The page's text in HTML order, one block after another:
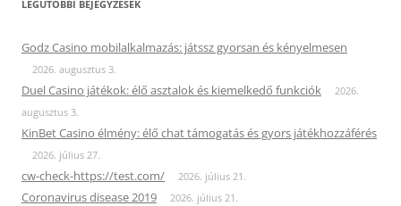
LEGUTÓBBI BEJEGYZÉSEK
Godz Casino mobilalkalmazás: játssz gyorsan és kényelmesen
2026. augusztus 3.
Duel Casino játékok: élő asztalok és kiemelkedő funkciók
2026.
augusztus 3.
KinBet Casino élmény: élő chat támogatás és gyors játékhozzáférés
2026. július 27.
cw-check-https://test.com/ 2026. július 21.
Coronavirus disease 2019 2026. július 21.